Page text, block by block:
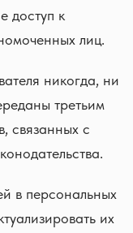
доступ к
лиц.
никогда, ни
третьим
связанных с
в персональных
их